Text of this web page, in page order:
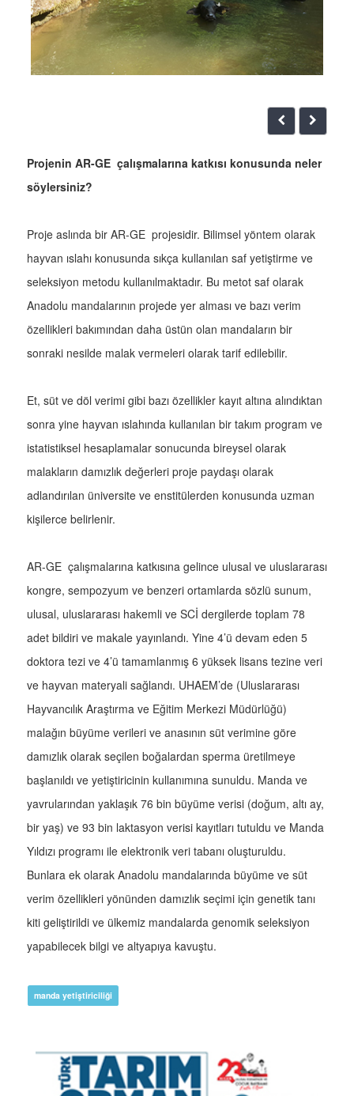
Projenin AR-GE çalışmalarına katkısı konusunda neler
söylersiniz?
Proje aslında bir AR-GE projesidir. Bilimsel yöntem olarak
hayvan ıslahı konusunda sıkça kullanılan saf yetiştirme ve
seleksiyon metodu kullanılmaktadır. Bu metot saf olarak
Anadolu mandalarının projede yer alması ve bazı verim
özellikleri bakımından daha üstün olan mandaların bir
sonraki nesilde malak vermeleri olarak tarif edilebilir.
Et, süt ve döl verimi gibi bazı özellikler kayıt altına alındıktan
sonra yine hayvan ıslahında kullanılan bir takım program ve
istatistiksel hesaplamalar sonucunda bireysel olarak
malakların damızlık değerleri proje paydaşı olarak
adlandırılan üniversite ve enstitülerden konusunda uzman
kişilerce belirlenir.
AR-GE çalışmalarına katkısına gelince ulusal ve uluslararası
kongre, sempozyum ve benzeri ortamlarda sözlü sunum,
ulusal, uluslararası hakemli ve SCİ dergilerde toplam 78
adet bildiri ve makale yayınlandı. Yine 4’ü devam eden 5
doktora tezi ve 4’ü tamamlanmış 6 yüksek lisans tezine veri
ve hayvan materyali sağlandı. UHAEM’de (Uluslararası
Hayvancılık Araştırma ve Eğitim Merkezi Müdürlüğü)
malağın büyüme verileri ve anasının süt verimine göre
damızlık olarak seçilen boğalardan sperma üretilmeye
başlanıldı ve yetiştiricinin kullanımına sunuldu. Manda ve
yavrularından yaklaşık 76 bin büyüme verisi (doğum, altı ay,
bir yaş) ve 93 bin laktasyon verisi kayıtları tutuldu ve Manda
Yıldızı programı ile elektronik veri tabanı oluşturuldu.
Bunlara ek olarak Anadolu mandalarında büyüme ve süt
verim özellikleri yönünden damızlık seçimi için genetik tanı
kiti geliştirildi ve ülkemiz mandalarda genomik seleksiyon
yapabilecek bilgi ve altyapıya kavuştu.
manda yetiştiriciliği